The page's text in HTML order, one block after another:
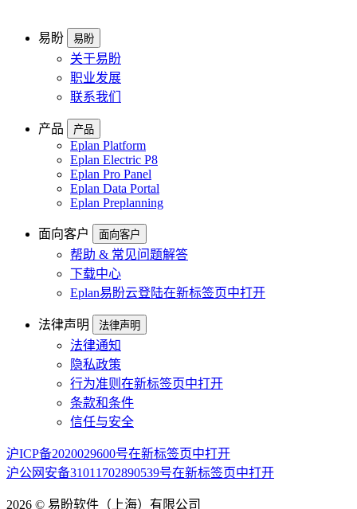
易盼 易盼
关于易盼
职业发展
联系我们
产品 产品
Eplan Platform
Eplan Electric P8
Eplan Pro Panel
Eplan Data Portal
Eplan Preplanning
面向客户 面向客户
帮助 & 常见问题解答
下载中心
Eplan易盼云登陆在新标签页中打开
法律声明 法律声明
法律通知
隐私政策
行为准则 在新标签页中打开
条款和条件
信任与安全
沪ICP备2020029600号在新标签页中打开
沪公网安备31011702890539号在新标签页中打开
2026 © 易盼软件（上海）有限公司